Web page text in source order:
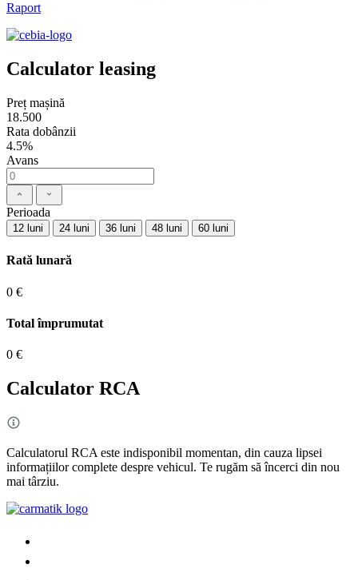
Raport
Calculator leasing
Preț mașină
18.500
Rata dobânzii
4.5%
Avans
Perioada
12 luni 24 luni 36 luni 48 luni 60 luni
Rată lunară
0 €
Total împrumutat
0 €
Calculator RCA
Calculatorul RCA este indisponibil momentan, din cauza lipsei
informațiilor complete despre vehicul. Te rugăm să încerci din nou
mai târziu.